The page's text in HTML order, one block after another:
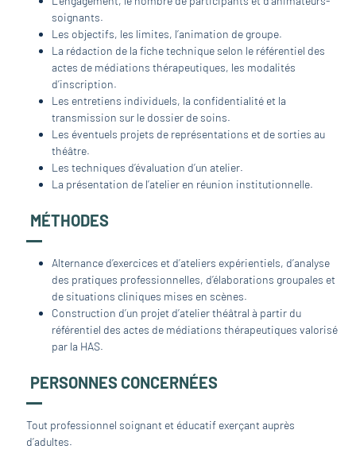
soignants.
Les objectifs, les limites, l’animation de groupe.
La rédaction de la fiche technique selon le référentiel des
actes de médiations thérapeutiques, les modalités
d’inscription.
Les entretiens individuels, la confidentialité et la
transmission sur le dossier de soins.
Les éventuels projets de représentations et de sorties au
théâtre.
Les techniques d’évaluation d’un atelier.
La présentation de l’atelier en réunion institutionnelle.
MÉTHODES
Alternance d’exercices et d’ateliers expérientiels, d’analyse
des pratiques professionnelles, d’élaborations groupales et
de situations cliniques mises en scènes.
Construction d’un projet d’atelier théâtral à partir du
référentiel des actes de médiations thérapeutiques valorisé
par la HAS.
PERSONNES CONCERNÉES
Tout professionnel soignant et éducatif exerçant auprès
d’adultes.